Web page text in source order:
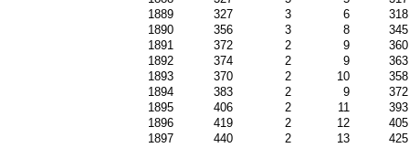
1889
327 3 6
318
1890
356 3 8
345
1891
372 2 9
360
1892
374 2 9
363
1893
370 2 10
358
1894
383 2 9
372
1895
406 2 11
393
1896
419 2 12
405
1897
440 2 13
425